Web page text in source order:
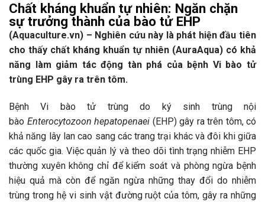
Chất kháng khuẩn tự nhiên: Ngăn chặn
sự trưởng thành của bào tử EHP
(Aquaculture.vn) – Nghiên cứu này là phát hiện đầu tiên
cho thấy chất kháng khuẩn tự nhiên (AuraAqua) có khả
năng làm giảm tác động tàn phá của bệnh Vi bào tử
trùng EHP gây ra trên tôm.
Bệnh Vi bào tử trùng do ký sinh trùng nội
bào Enterocytozoon hepatopenaei (EHP) gây ra trên tôm, có
khả năng lây lan cao sang các trang trại khác và đôi khi giữa
các quốc gia. Việc quản lý và theo dõi tình trạng nhiễm EHP
thường xuyên không chỉ để kiểm soát và phòng ngừa bệnh
hiệu quả mà còn để ngăn ngừa những thay đổi do nhiễm
trùng trong hệ vi sinh vật đường ruột của tôm, gây ra những